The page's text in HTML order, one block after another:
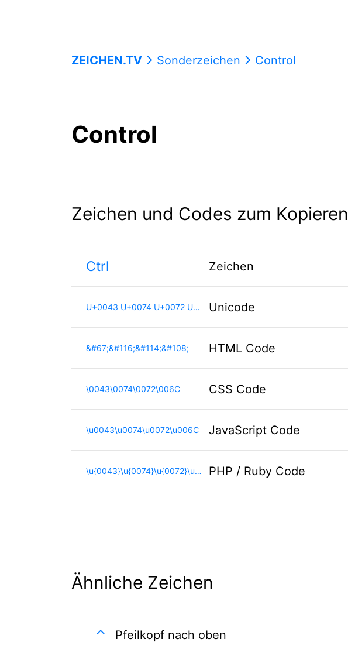
ZEICHEN.TV Sonderzeichen Control
Control
Zeichen und Codes zum Kopieren
Ctrl Zeichen
U+0043 U+0074 U+0072 U+006C Unicode
&#67;&#116;&#114;&#108; HTML Code
\0043\0074\0072\006C CSS Code
\u0043\u0074\u0072\u006C JavaScript Code
\u{0043}\u{0074}\u{0072}\u{006C} PHP / Ruby Code
Ähnliche Zeichen
⌃ Pfeilkopf nach oben